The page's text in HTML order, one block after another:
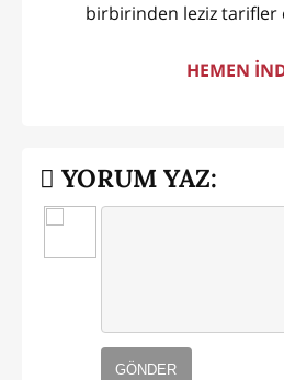
birbirinden leziz tarifler
HEMEN
YORUM YAZ:
GÖNDER